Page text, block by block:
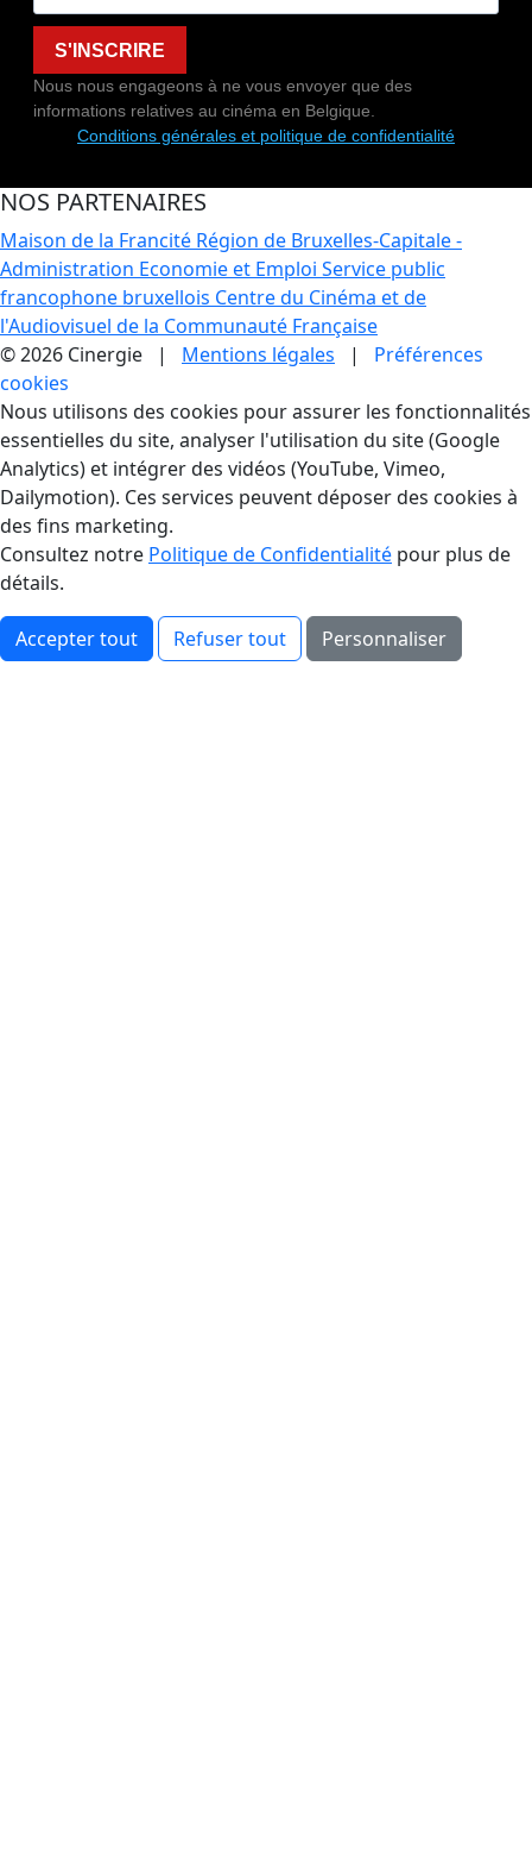
S'INSCRIRE
Nous nous engageons à ne vous envoyer que des
informations relatives au cinéma en Belgique.
Conditions générales et politique de confidentialité
NOS PARTENAIRES
Maison de la Francité Région de Bruxelles-Capitale -
Administration Economie et Emploi Service public
francophone bruxellois Centre du Cinéma et de
l'Audiovisuel de la Communauté Française
© 2026 Cinergie | Mentions légales | Préférences
cookies
Gestion des Cookies
Nous utilisons des cookies pour assurer les fonctionnalités
essentielles du site, analyser l'utilisation du site (Google
Analytics) et intégrer des vidéos (YouTube, Vimeo,
Dailymotion). Ces services peuvent déposer des cookies à
des fins marketing.
Consultez notre Politique de Confidentialité pour plus de
détails.
Accepter tout Refuser tout Personnaliser